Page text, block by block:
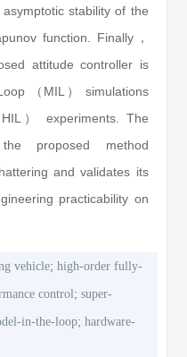
stability of the
function. Finally，
attitude controller is
（MIL） simulations
） experiments. The
proposed method
and validates its
practicability on
vehicle;high-order fully-
control;super-
in-the-loop;hardware-